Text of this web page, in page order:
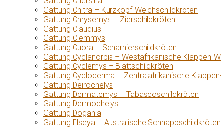
Gattung Chitra – Kurzkopf-Weichschildkröten
Gattung Chrysemys – Zierschildkröten
Gattung Claudius
Gattung Clemmys
Gattung Cuora – Scharnierschildkröten
Gattung Cyclanorbis – Westafrikanische Klappen-
Gattung Cyclemys – Blattschildkröten
Gattung Cycloderma – Zentralafrikanische
Gattung Deirochelys
Gattung Dermatemys – Tabascoschildkröten
Gattung Dermochelys
Gattung Dogania
Gattung Elseya – Australische Schnappschildkröten